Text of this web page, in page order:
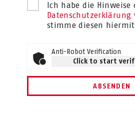
Ich habe die Hinweise
Datenschutzerklärung
stimme diesen
Anti-Robot Verification
Click to start
ABSENDEN